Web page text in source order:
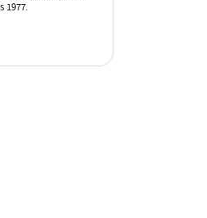
1977.